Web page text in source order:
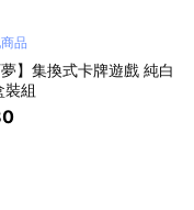
品
夢】集換式卡牌遊戲 純白
裝組